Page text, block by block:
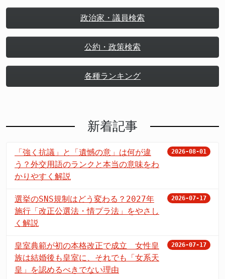
政治家・議員検索
公約・政策検索
各種ランキング
新着記事
「強く抗議」と「遺憾の意」は何が違
う？外交用語のランクと本当の意味をわ
かりやすく解説
2026-08-01
選挙のSNS規制はどう変わる？2027年
施行「改正公選法・情プラ法」をやさし
く解説
2026-07-17
皇室典範が初の本格改正で成立 女性皇
族は結婚後も皇室に、それでも「女系天
皇」を認めるべきでない理由
2026-07-17